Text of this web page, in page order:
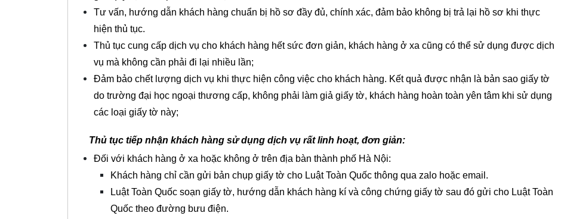
Tư vấn, hướng dẫn khách hàng chuẩn bị hồ sơ đầy đủ, chính xác, đảm bảo không bị trả lại hồ sơ khi thực
hiện thủ tục.
Thủ tục cung cấp dịch vụ cho khách hàng hết sức đơn giản, khách hàng ở xa cũng có thể sử dụng được dịch
vụ mà không cần phải đi lại nhiều lần;
Đảm bảo chết lượng dịch vụ khi thực hiện công việc cho khách hàng. Kết quả được nhận là bản sao giấy tờ
do trường đại học ngoại thương cấp, không phải làm giả giấy tờ, khách hàng hoàn toàn yên tâm khi sử dụng
các loại giấy tờ này;
Thủ tục tiếp nhận khách hàng sử dụng dịch vụ rất linh hoạt, đơn giản:
Đối với khách hàng ở xa hoặc không ở trên địa bàn thành phố Hà Nội:
Khách hàng chỉ cần gửi bản chụp giấy tờ cho Luật Toàn Quốc thông qua zalo hoặc email.
Luật Toàn Quốc soạn giấy tờ, hướng dẫn khách hàng kí và công chứng giấy tờ sau đó gửi cho Luật Toàn
Quốc theo đường bưu điện.